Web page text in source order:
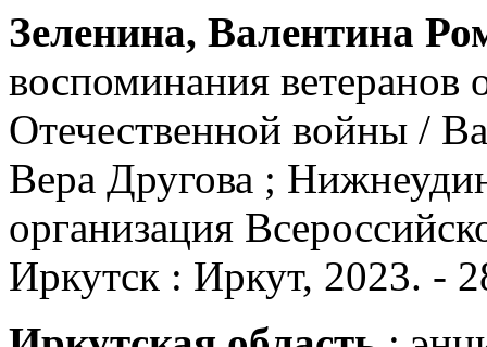
Зеленина, Валентина
воспоминания ветеранов
Отечественной войны /
Вера Другова ;
организация
Иркутск : Иркут, 2023. -